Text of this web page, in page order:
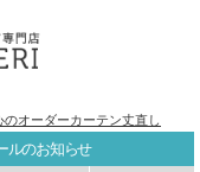
ルのお知らせ
のオーダーカーテン丈直し